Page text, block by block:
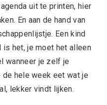
uit te printen, hier
En aan de hand van
Een kind
het, je moet het alleen
wanneer je zelf je
hele week eet wat je
lekker vindt lijken.